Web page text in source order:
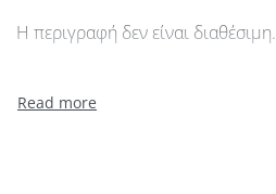
Η περιγραφή δεν είναι διαθέσιμη.